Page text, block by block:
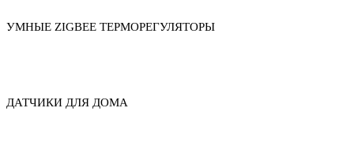
УМНЫЕ ZIGBEE ТЕРМОРЕГУЛЯТОРЫ
ДАТЧИКИ ДЛЯ ДОМА